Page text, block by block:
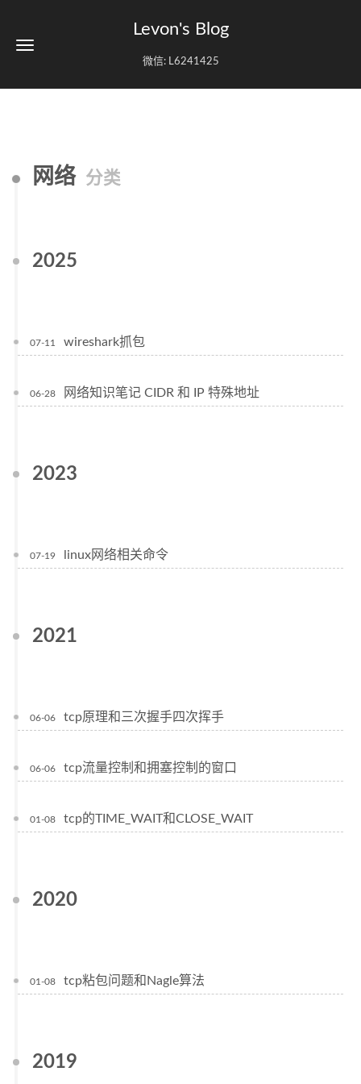
Levon's Blog
微信: L6241425
网络 分类
2025
07-11 wireshark抓包
06-28 网络知识笔记 CIDR 和 IP 特殊地址
2023
07-19 linux网络相关命令
2021
06-06 tcp原理和三次握手四次挥手
06-06 tcp流量控制和拥塞控制的窗口
01-08 tcp的TIME_WAIT和CLOSE_WAIT
2020
01-08 tcp粘包问题和Nagle算法
2019